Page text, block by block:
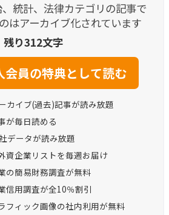
統計、法律カテゴリの記事で
はアーカイブ化されています
残り312文字
カイブ(過去)記事が読み放題
が毎日読める
データが読み放題
資企業リストを毎週お届け
の簡易財務調査が無料
信用調査が全10％割引
フィック画像の社内利用が無料